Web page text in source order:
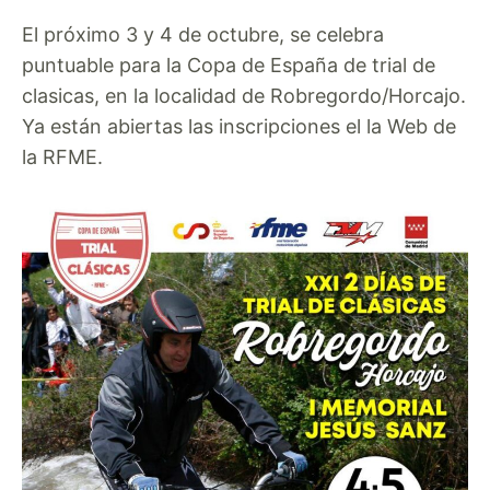
El próximo 3 y 4 de octubre, se celebra
puntuable para la Copa de España de trial de
clasicas, en la localidad de Robregordo/Horcajo.
Ya están abiertas las inscripciones el la Web de
la RFME.